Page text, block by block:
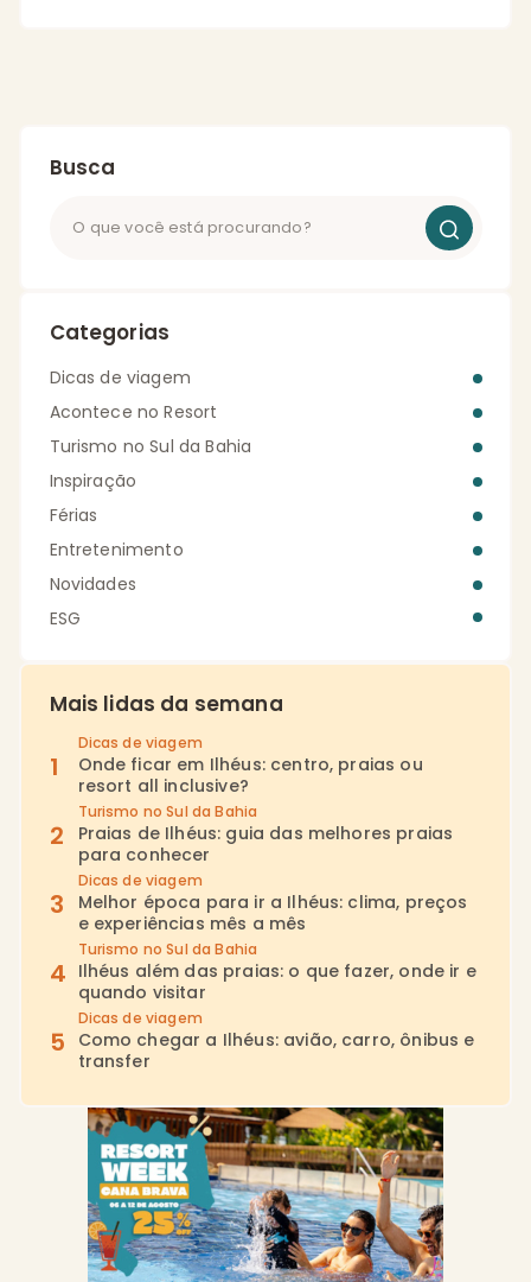
Busca
Categorias
Dicas de viagem
Acontece no Resort
Turismo no Sul da Bahia
Inspiração
Férias
Entretenimento
Novidades
ESG
Mais lidas da semana
Dicas de viagem
Onde ficar em Ilhéus: centro, praias ou
resort all inclusive?
Turismo no Sul da Bahia
Praias de Ilhéus: guia das melhores praias
para conhecer
Dicas de viagem
Melhor época para ir a Ilhéus: clima, preços
e experiências mês a mês
Turismo no Sul da Bahia
Ilhéus além das praias: o que fazer, onde ir e
quando visitar
Dicas de viagem
Como chegar a Ilhéus: avião, carro, ônibus e
transfer